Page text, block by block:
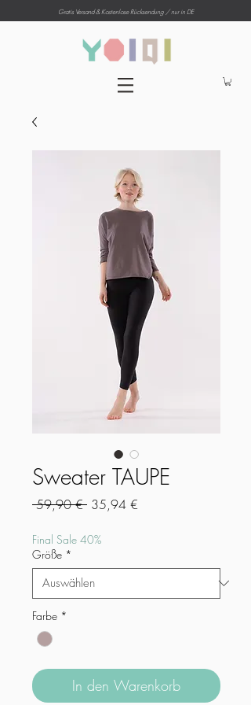
Gratis Versand & Kostenlose Rücksendung/ nur in DE
Sweater TAUPE
59,90 € Standardpreis
35,94 €
Final Sale 40%
Größe *
Farbe *
In den Warenkorb